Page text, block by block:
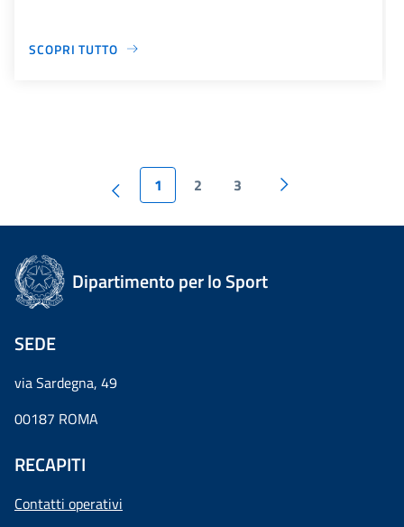
SCOPRI TUTTO
1 2 3
Dipartimento per lo Sport
SEDE
via Sardegna, 49
00187 ROMA
RECAPITI
Contatti operativi